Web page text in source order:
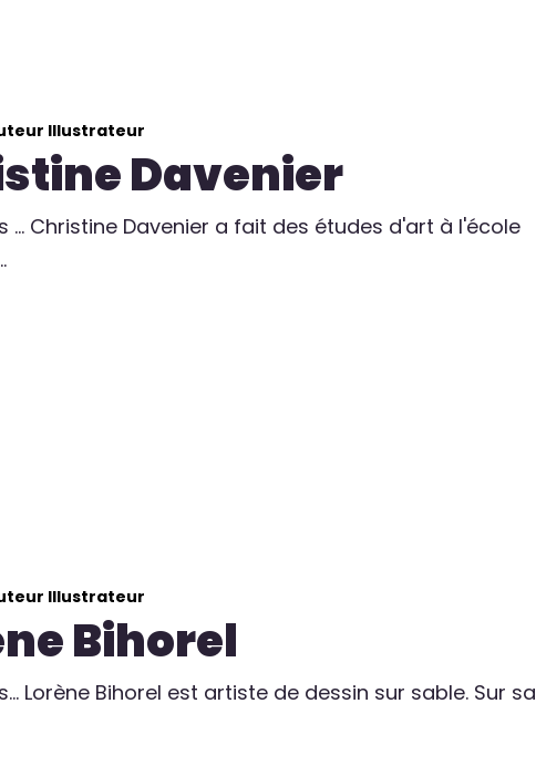
Illustrateur
Davenier
... Christine Davenier a fait des études d'art à l'école
Illustrateur
Bihorel
Lorène Bihorel est artiste de dessin sur sable. Sur sa